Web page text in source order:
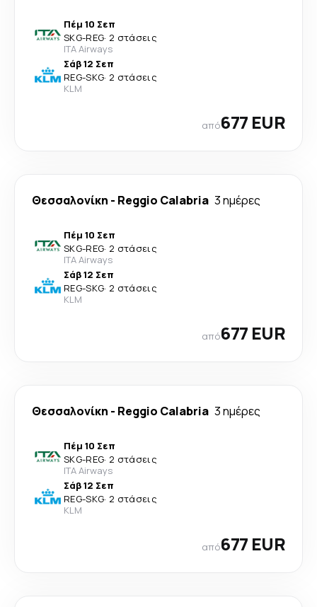
Πέμ 10 Σεπ
SKG-REG· 2 στάσεις
ITA Airways
Σάβ 12 Σεπ
REG-SKG· 2 στάσεις
KLM
από677 EUR
Θεσσαλονίκη - Reggio Calabria 3 ημέρες
Πέμ 10 Σεπ
SKG-REG· 2 στάσεις
ITA Airways
Σάβ 12 Σεπ
REG-SKG· 2 στάσεις
KLM
από677 EUR
Θεσσαλονίκη - Reggio Calabria 3 ημέρες
Πέμ 10 Σεπ
SKG-REG· 2 στάσεις
ITA Airways
Σάβ 12 Σεπ
REG-SKG· 2 στάσεις
KLM
από677 EUR